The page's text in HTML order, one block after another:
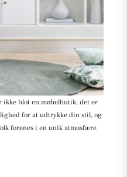
ikke blot en møbelbutik; det er
for at udtrykke din stil, og
forenes i en unik atmosfære